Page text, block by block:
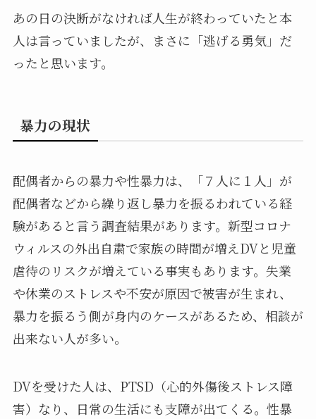
あの日の決断がなければ人生が終わっていたと本
人は言っていましたが、まさに「逃げる勇気」だ
ったと思います。
暴力の現状
配偶者からの暴力や性暴力は、「７人に１人」が
配偶者などから繰り返し暴力を振るわれている経
験があると言う調査結果があります。新型コロナ
ウィルスの外出自粛で家族の時間が増えDVと児童
虐待のリスクが増えている事実もあります。失業
や休業のストレスや不安が原因で被害が生まれ、
暴力を振るう側が身内のケースがあるため、相談が
出来ない人が多い。
DVを受けた人は、PTSD（心的外傷後ストレス障
害）なり、日常の生活にも支障が出てくる。性暴